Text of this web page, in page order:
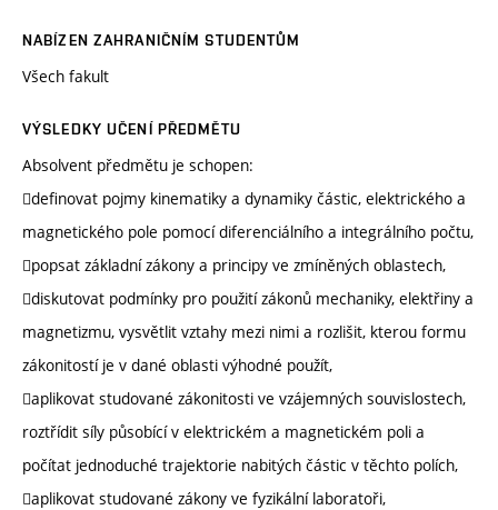
NABÍZEN ZAHRANIČNÍM STUDENTŮM
Všech fakult
VÝSLEDKY UČENÍ PŘEDMĚTU
Absolvent předmětu je schopen:
definovat pojmy kinematiky a dynamiky částic, elektrického a
magnetického pole pomocí diferenciálního a integrálního počtu,
popsat základní zákony a principy ve zmíněných oblastech,
diskutovat podmínky pro použití zákonů mechaniky, elektřiny a
magnetizmu, vysvětlit vztahy mezi nimi a rozlišit, kterou formu
zákonitostí je v dané oblasti výhodné použít,
aplikovat studované zákonitosti ve vzájemných souvislostech,
roztřídit síly působící v elektrickém a magnetickém poli a
počítat jednoduché trajektorie nabitých částic v těchto polích,
aplikovat studované zákony ve fyzikální laboratoři,